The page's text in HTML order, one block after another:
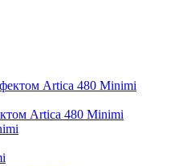
Artica 480 Minimi